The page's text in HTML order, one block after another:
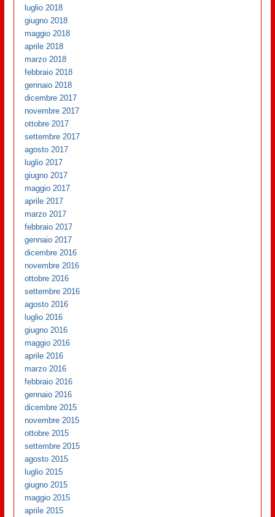
luglio 2018
giugno 2018
maggio 2018
aprile 2018
marzo 2018
febbraio 2018
gennaio 2018
dicembre 2017
novembre 2017
ottobre 2017
settembre 2017
agosto 2017
luglio 2017
giugno 2017
maggio 2017
aprile 2017
marzo 2017
febbraio 2017
gennaio 2017
dicembre 2016
novembre 2016
ottobre 2016
settembre 2016
agosto 2016
luglio 2016
giugno 2016
maggio 2016
aprile 2016
marzo 2016
febbraio 2016
gennaio 2016
dicembre 2015
novembre 2015
ottobre 2015
settembre 2015
agosto 2015
luglio 2015
giugno 2015
maggio 2015
aprile 2015